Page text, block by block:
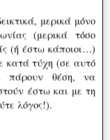
μερικά μόνο
(μερικά τόσο
(ή έστω κάποιοι…)
κατά τύχη (σε αυτό
πάρουν θέση, να
έστω και με τη
λόγος!).